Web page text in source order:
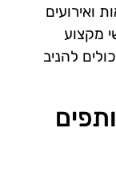
ואירועים
מקצוע
להניב